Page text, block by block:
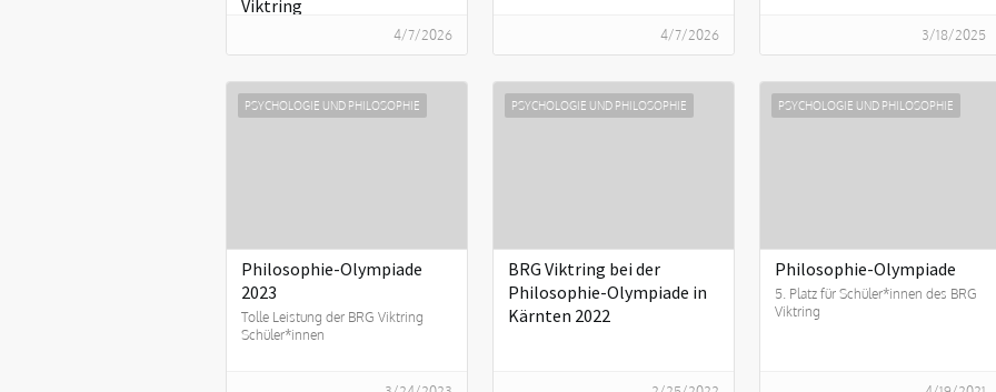
Viktring
4/7/2026 4/7/2026 3/18/2025
PSYCHOLOGIE UND PHILOSOPHIE
Philosophie-Olympiade
2023
Tolle Leistung der BRG Viktring
Schüler*innen
PSYCHOLOGIE UND PHILOSOPHIE
BRG Viktring bei der
Philosophie-Olympiade in
Kärnten 2022
PSYCHOLOGIE UND PHILOSOPHIE
Philosophie-Olympiade
5. Platz für Schüler*innen des BRG
Viktring